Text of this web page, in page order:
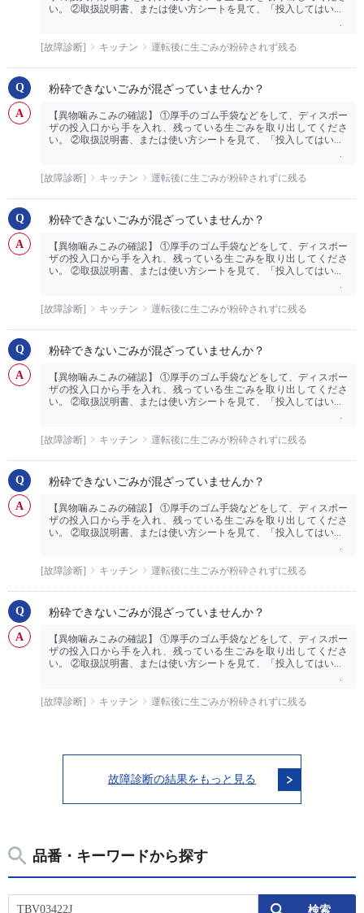
い。 ②取扱説明書、または使い方シートを見て、「投入してはい...
[故障診断] キッチン 運転後に生ごみが粉砕されず残る
粉砕できないごみが混ざっていませんか？
【異物噛みこみの確認】 ①厚手のゴム手袋などをして、ディスポー
ザの投入口から手を入れ、残っている生ごみを取り出してくださ
い。 ②取扱説明書、または使い方シートを見て、「投入してはい...
[故障診断] キッチン 運転後に生ごみが粉砕されずに残る
粉砕できないごみが混ざっていませんか？
【異物噛みこみの確認】 ①厚手のゴム手袋などをして、ディスポー
ザの投入口から手を入れ、残っている生ごみを取り出してくださ
い。 ②取扱説明書、または使い方シートを見て、「投入してはい...
[故障診断] キッチン 運転後に生ごみが粉砕されずに残る
粉砕できないごみが混ざっていませんか？
【異物噛みこみの確認】 ①厚手のゴム手袋などをして、ディスポー
ザの投入口から手を入れ、残っている生ごみを取り出してくださ
い。 ②取扱説明書、または使い方シートを見て、「投入してはい...
[故障診断] キッチン 運転後に生ごみが粉砕されずに残る
粉砕できないごみが混ざっていませんか？
【異物噛みこみの確認】 ①厚手のゴム手袋などをして、ディスポー
ザの投入口から手を入れ、残っている生ごみを取り出してくださ
い。 ②取扱説明書、または使い方シートを見て、「投入してはい...
[故障診断] キッチン 運転後に生ごみが粉砕されずに残る
粉砕できないごみが混ざっていませんか？
【異物噛みこみの確認】 ①厚手のゴム手袋などをして、ディスポー
ザの投入口から手を入れ、残っている生ごみを取り出してくださ
い。 ②取扱説明書、または使い方シートを見て、「投入してはい...
[故障診断] キッチン 運転後に生ごみが粉砕されずに残る
故障診断の結果をもっと見る
品番・キーワードから探す